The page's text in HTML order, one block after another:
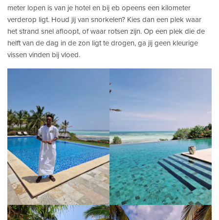
meter lopen is van je hotel en bij eb opeens een kilometer
verderop ligt. Houd jij van snorkelen? Kies dan een plek waar
het strand snel afloopt, of waar rotsen zijn. Op een plek die de
helft van de dag in de zon ligt te drogen, ga jij geen kleurige
vissen vinden bij vloed.